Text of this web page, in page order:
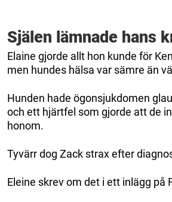
Själen lämnade hans
Elaine gjorde allt hon kunde för
men hundes hälsa var sämre än
Hunden hade ögonsjukdomen
och ett hjärtfel som gjorde att de
honom.
Tyvärr dog Zack strax efter
Eleine skrev om det i ett inlägg på